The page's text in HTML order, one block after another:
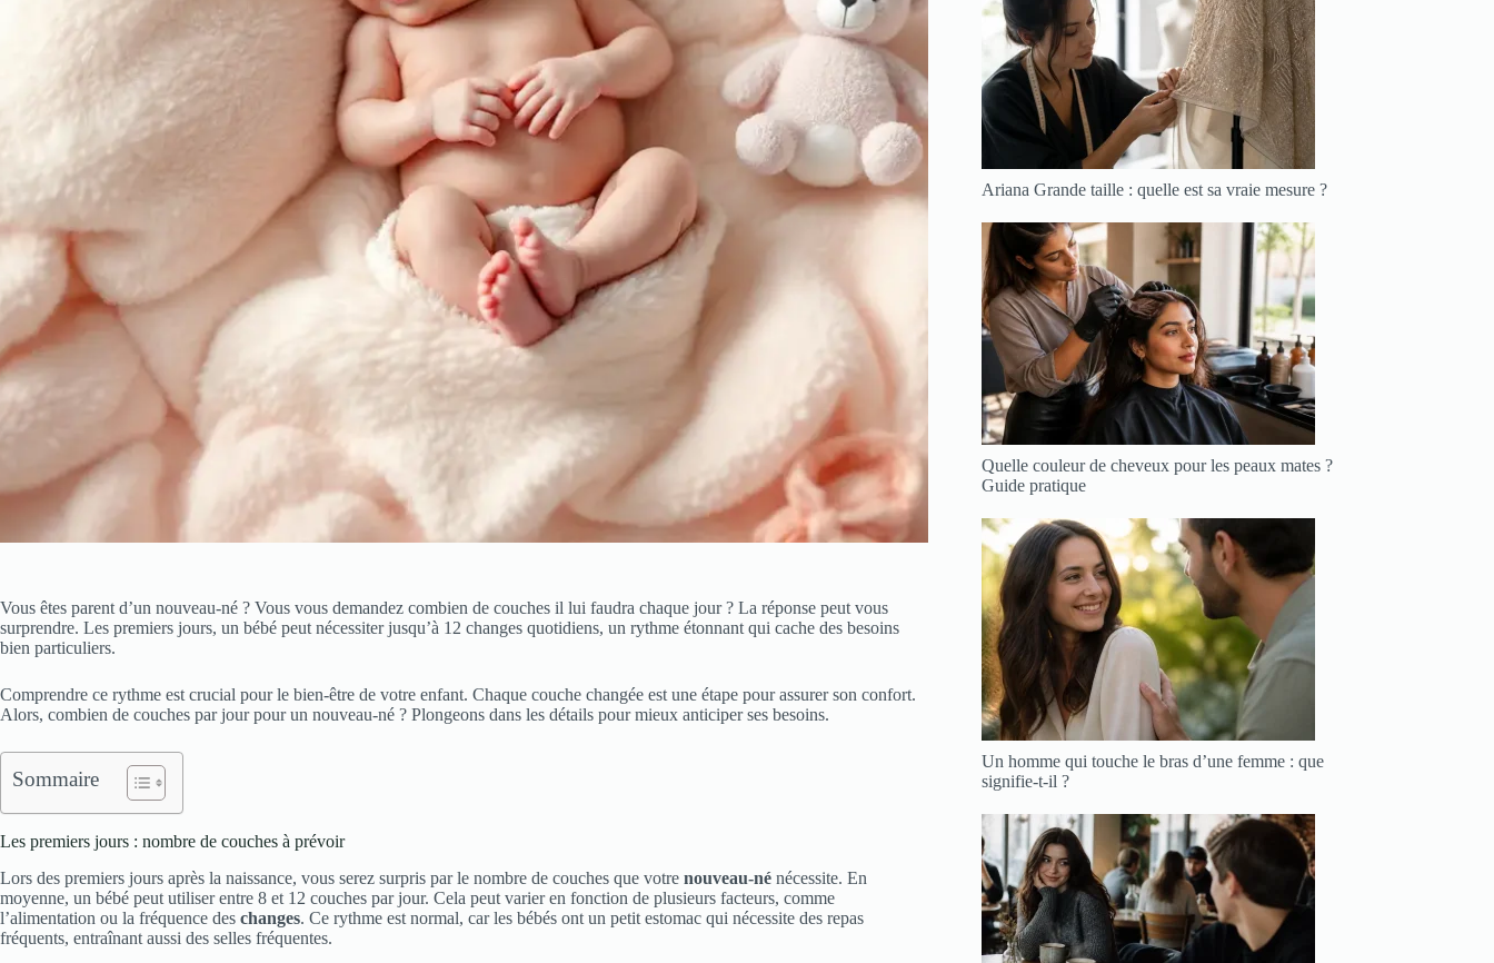
Vous êtes parent d’un nouveau-né ? Vous vous demandez combien de couches il lui faudra chaque jour ? La réponse peut vous
surprendre. Les premiers jours, un bébé peut nécessiter jusqu’à 12 changes quotidiens, un rythme étonnant qui cache des besoins
bien particuliers.
Comprendre ce rythme est crucial pour le bien-être de votre enfant. Chaque couche changée est une étape pour assurer son confort.
Alors, combien de couches par jour pour un nouveau-né ? Plongeons dans les détails pour mieux anticiper ses besoins.
Sommaire
Les premiers jours : nombre de couches à prévoir
Lors des premiers jours après la naissance, vous serez surpris par le nombre de couches que votre nouveau-né nécessite. En
moyenne, un bébé peut utiliser entre 8 et 12 couches par jour. Cela peut varier en fonction de plusieurs facteurs, comme
l’alimentation ou la fréquence des changes. Ce rythme est normal, car les bébés ont un petit estomac qui nécessite des repas
fréquents, entraînant aussi des selles fréquentes.
Ariana Grande taille : quelle est sa vraie mesure ?
Quelle couleur de cheveux pour les peaux mates ?
Guide pratique
Un homme qui touche le bras d’une femme : que
signifie-t-il ?